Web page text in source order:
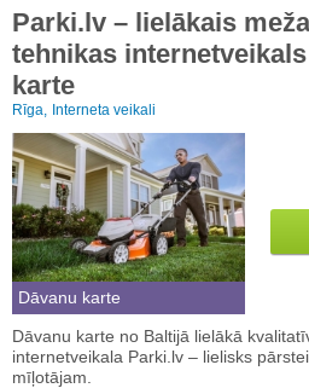
Parki.lv – lielākais
tehnikas
karte
Rīga, Interneta veikali
Dāvanu karte
Dāvanu karte no Baltijā lielākā
internetveikala Parki.lv – lielisks
mīļotājam.